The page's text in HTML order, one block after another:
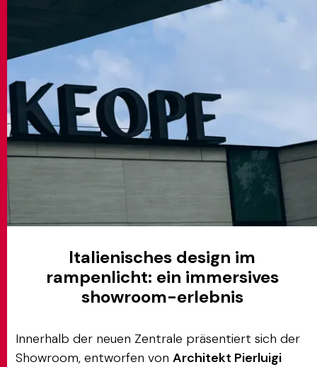
Italienisches design im
rampenlicht: ein immersives
showroom-erlebnis
Innerhalb der neuen Zentrale präsentiert sich der
Showroom, entworfen von Architekt Pierluigi